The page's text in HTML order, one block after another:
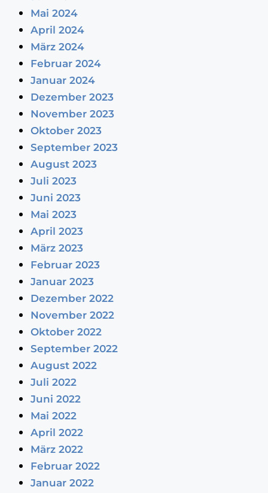
Mai 2024
April 2024
März 2024
Februar 2024
Januar 2024
Dezember 2023
November 2023
Oktober 2023
September 2023
August 2023
Juli 2023
Juni 2023
Mai 2023
April 2023
März 2023
Februar 2023
Januar 2023
Dezember 2022
November 2022
Oktober 2022
September 2022
August 2022
Juli 2022
Juni 2022
Mai 2022
April 2022
März 2022
Februar 2022
Januar 2022